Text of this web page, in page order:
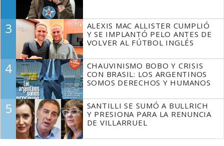
3
ALEXIS MAC ALLISTER CUMPLIÓ
Y SE IMPLANTÓ PELO ANTES DE
VOLVER AL FÚTBOL INGLÉS
4
CHAUVINISMO BOBO Y CRISIS
CON BRASIL: LOS ARGENTINOS
SOMOS DERECHOS Y HUMANOS
5
SANTILLI SE SUMÓ A BULLRICH
Y PRESIONA PARA LA RENUNCIA
DE VILLARRUEL